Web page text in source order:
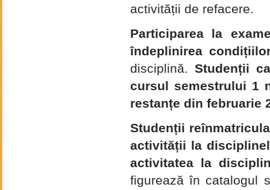
activității de refacere.
Participarea la
îndeplinirea
disciplină. Studenții
cursul semestrului 1
restanțe din februarie
Studenții
activității la
activitatea la
figurează în catalogul